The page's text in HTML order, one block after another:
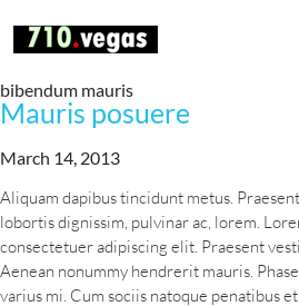
bibendum mauris
Mauris posuere
March 14, 2013
Aliquam dapibus tincidunt metus.
lobortis dignissim, pulvinar ac, lorem.
consectetuer adipiscing elit. Praesent
Aenean nonummy hendrerit mauris.
varius mi. Cum sociis natoque penatibus